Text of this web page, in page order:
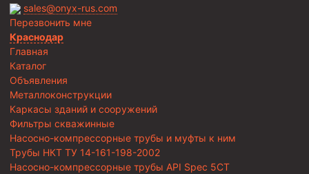
sales@onyx-rus.com
Перезвонить мне
Краснодар
Главная
Каталог
Объявления
Металлоконструкции
Каркасы зданий и сооружений
Фильтры скважинные
Насосно-компрессорные трубы и муфты к ним
Трубы НКТ ТУ 14-161-198-2002
Насосно-компрессорные трубы API Spec 5CT